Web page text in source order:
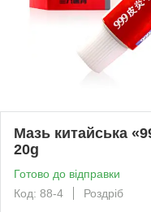
Мазь китайська
20g
Готово до відправки
Код: 88-4
Роздріб